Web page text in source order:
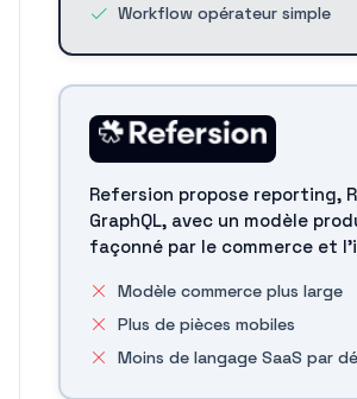
Workflow opérateur simple
Refersion propose reporting,
GraphQL, avec un modèle
façonné par le commerce et
Modèle commerce plus large
Plus de pièces mobiles
Moins de langage SaaS par